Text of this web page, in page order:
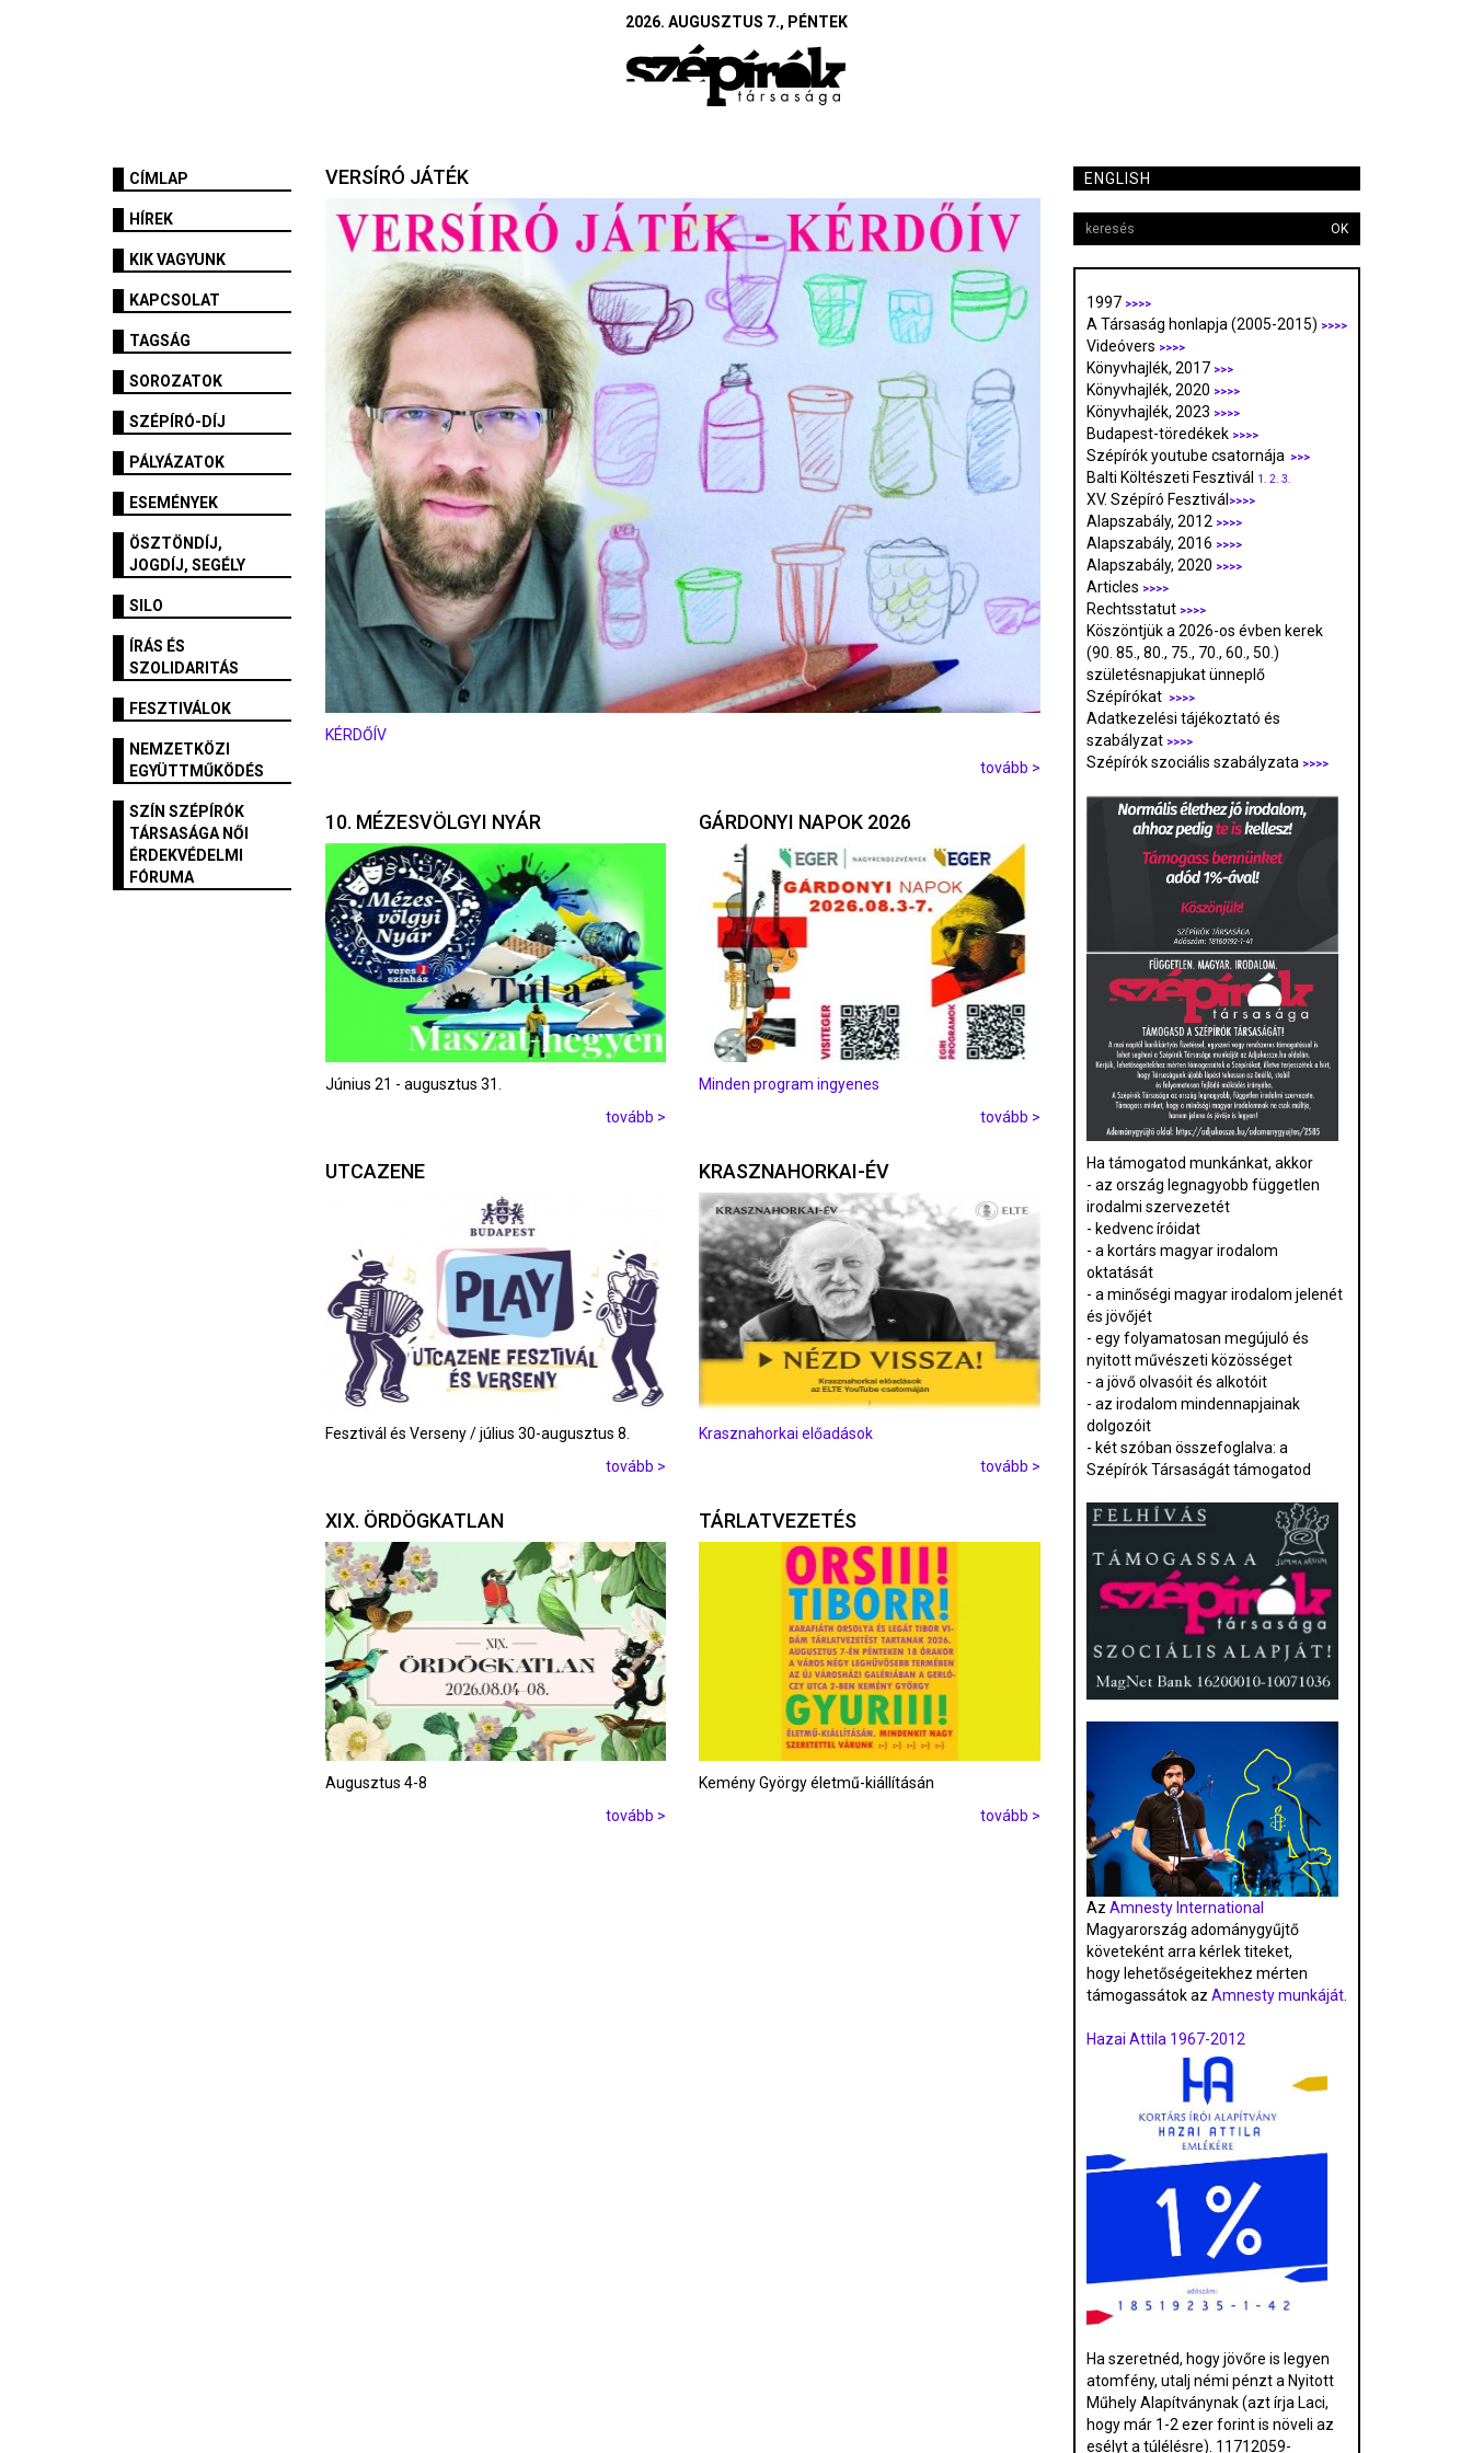
2026. AUGUSZTUS 7., PÉNTEK
CÍMLAP
HÍREK
KIK VAGYUNK
KAPCSOLAT
TAGSÁG
SOROZATOK
SZÉPÍRÓ-DÍJ
PÁLYÁZATOK
ESEMÉNYEK
ÖSZTÖNDÍJ,
JOGDÍJ, SEGÉLY
SILO
ÍRÁS ÉS
SZOLIDARITÁS
FESZTIVÁLOK
NEMZETKÖZI
EGYÜTTMŰKÖDÉS
SZÍN SZÉPÍRÓK
TÁRSASÁGA NŐI
ÉRDEKVÉDELMI
FÓRUMA
VERSÍRÓ JÁTÉK
KÉRDŐÍV
tovább >
10. MÉZESVÖLGYI NYÁR
Június 21 - augusztus 31.
tovább >
UTCAZENE
Fesztivál és Verseny / július 30-augusztus 8.
tovább >
XIX. ÖRDÖGKATLAN
Augusztus 4-8
tovább >
GÁRDONYI NAPOK 2026
Minden program ingyenes
tovább >
KRASZNAHORKAI-ÉV
Krasznahorkai előadások
tovább >
TÁRLATVEZETÉS
Kemény György életmű-kiállításán
tovább >
ENGLISH
OK
1997 >>>>
A Társaság honlapja (2005-2015) >>>>
Videóvers >>>>
Könyvhajlék, 2017 >>>
Könyvhajlék, 2020 >>>>
Könyvhajlék, 2023 >>>>
Budapest-töredékek >>>>
Szépírók youtube csatornája >>>
Balti Költészeti Fesztivál 1. 2. 3.
XV. Szépíró Fesztivál >>>>
Alapszabály, 2012 >>>>
Alapszabály, 2016 >>>>
Alapszabály, 2020 >>>>
Articles >>>>
Rechtsstatut >>>>
Köszöntjük a 2026-os évben kerek
(90. 85., 80., 75., 70., 60., 50.)
születésnapjukat ünneplő
Szépírókat
>>>>
Adatkezelési tájékoztató és
szabályzat >>>>
Szépírók szociális szabályzata >>>>
Ha támogatod munkánkat, akkor
- az ország legnagyobb független
irodalmi szervezetét
- kedvenc íróidat
- a kortárs magyar irodalom
oktatását
- a minőségi magyar irodalom jelenét
és jövőjét
- egy folyamatosan megújuló és
nyitott művészeti közösséget
- a jövő olvasóit és alkotóit
- az irodalom mindennapjainak
dolgozóit
- két szóban összefoglalva: a
Szépírók Társaságát támogatod
Az Amnesty International
Magyarország adománygyűjtő
követeként arra kérlek titeket,
hogy lehetőségeitekhez mérten
támogassátok az Amnesty munkáját.
Hazai Attila 1967-2012
Ha szeretnéd, hogy jövőre is legyen
atomfény, utalj némi pénzt a Nyitott
Műhely Alapítványnak (azt írja Laci,
hogy már 1-2 ezer forint is növeli az
esélyt a túlélésre). 11712059-